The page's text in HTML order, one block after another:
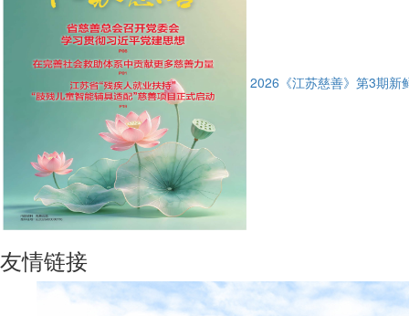
2026《江苏慈善》第3期新
友情链接